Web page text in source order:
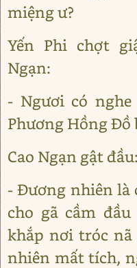
miệng ư?
Yến Phi chợt
Ngạn:
- Ngươi có
Phương Hồng Đồ
Cao Ngạn gật đầu:
- Đương nhiên là
cho gã cầm
khắp nơi tróc nã
nhiên mất tích,